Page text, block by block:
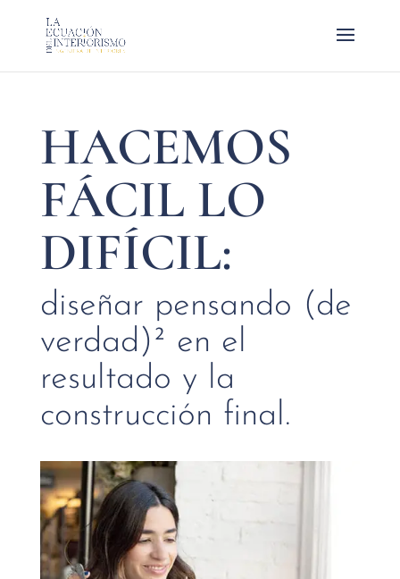
HACEMOS
FÁCIL LO
DIFÍCIL:
diseñar pensando (de
verdad)² en el
resultado y la
construcción final.